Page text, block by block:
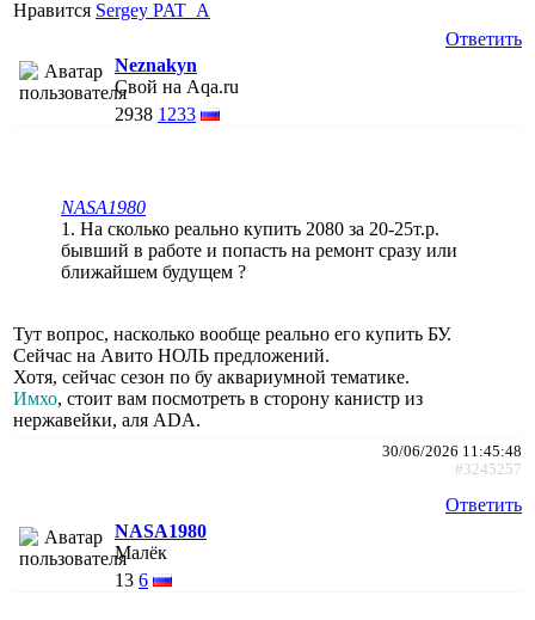
Нравится Sergey PAT_A
Ответить
Neznakyn
Свой на Aqa.ru
2938 1233
NASA1980
1. На сколько реально купить 2080 за 20-25т.р.
бывший в работе и попасть на ремонт сразу или
ближайшем будущем ?
Тут вопрос, насколько вообще реально его купить БУ.
Сейчас на Авито НОЛЬ предложений.
Хотя, сейчас сезон по бу аквариумной тематике.
Имхо, стоит вам посмотреть в сторону канистр из
нержавейки, аля ADA.
30/06/2026 11:45:48
#3245257
Ответить
NASA1980
Малёк
13 6